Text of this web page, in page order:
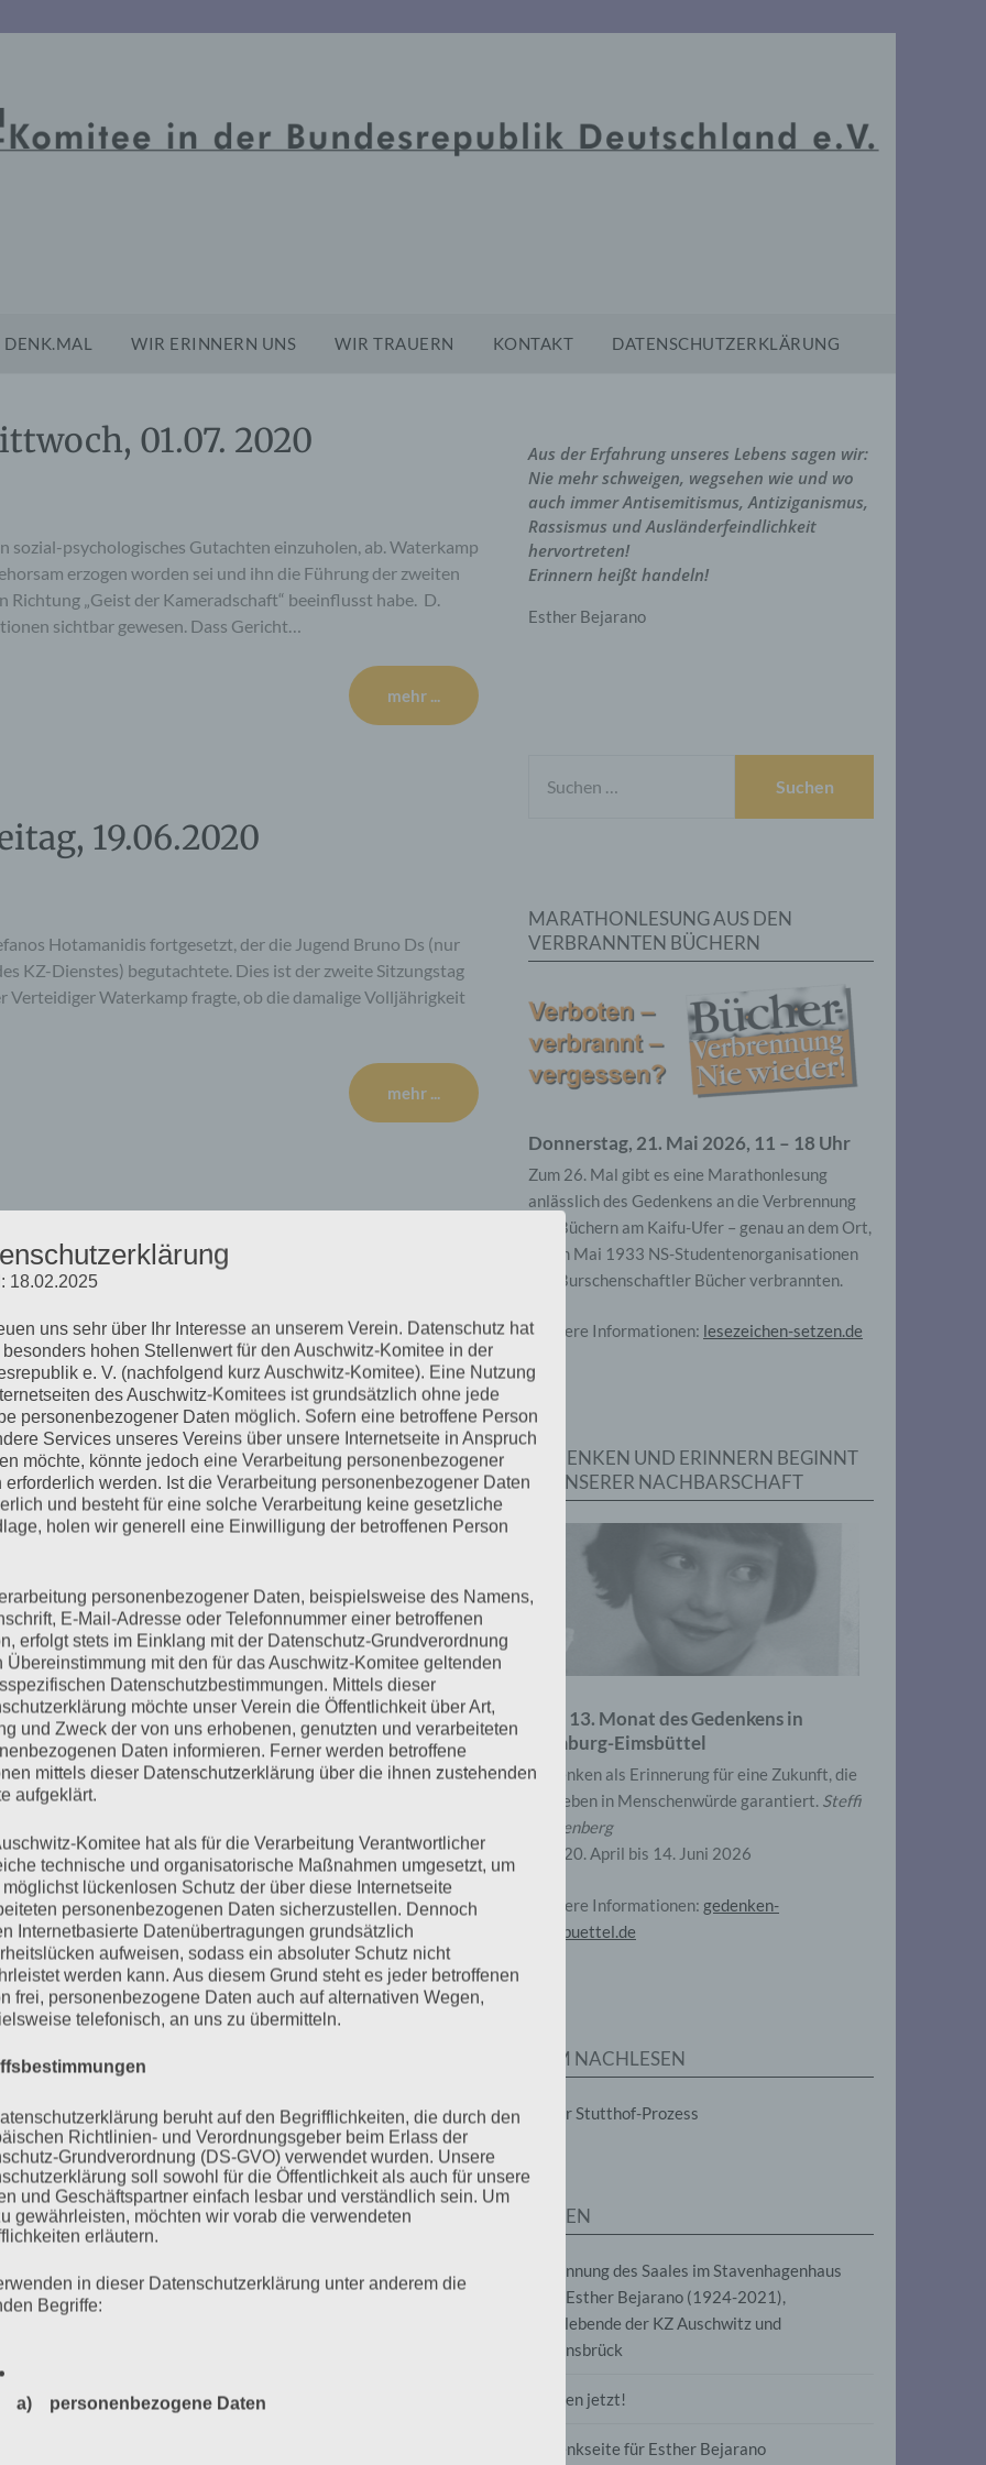
DENK.MAL WIR ERINNERN UNS WIR TRAUERN KONTAKT DATENSCHUTZERKLÄRUNG
01.07. 2020
sozial-psychologisches Gutachten einzuholen, ab. Waterkamp
erzogen worden sei und ihn die Führung der zweiten
„Geist der Kameradschaft“ beeinflusst habe. D.
sichtbar gewesen. Dass Gericht…
mehr ...
19.06.2020
Hotamanidis fortgesetzt, der die Jugend Bruno Ds (nur
KZ-Dienstes) begutachtete. Dies ist der zweite Sitzungstag
Verteidiger Waterkamp fragte, ob die damalige Volljährigkeit
mehr ...
09.06.2020
Bruno D. sei nach den Regeln von Befehl und Gehorsam
Auch kam D. in eine geschlossene Gruppe, wurde
keine Möglichkeit, andere Optionen zu erkennen.
Standpunkten…
mehr ...
05.06.2020
Dr. Stefan Hördler abgeschlossen. Die Befragung durch den
nicht immer klar, warum Waterkamp welche Frage stellte und
Waterkamp fragte nach den Möglichkeiten von
zu lassen. Kamen sie…
mehr ...
am 3.5.1945 Am heutigen 3. Juni wurde der Zeuge David
von Neustadt/ Holstein befragt. Diese Aussage nimmt
hin zu weisen. Am Morgen des 3. Mai 1945 wurden…
Aus der Erfahrung unseres Lebens sagen wir:
Nie mehr schweigen, wegsehen wie und wo
auch immer Antisemitismus, Antiziganismus,
Rassismus und Ausländerfeindlichkeit
hervortreten!
Erinnern heißt handeln!
Esther Bejarano
NACH:
MARATHONLESUNG AUS DEN
VERBRANNTEN BÜCHERN
Donnerstag, 21. Mai 2026, 11 – 18 Uhr
Zum 26. Mal gibt es eine Marathonlesung
anlässlich des Gedenkens an die Verbrennung
von Büchern am Kaifu-Ufer – genau an dem Ort,
wo im Mai 1933 NS-Studentenorganisationen
und Burschenschaftler Bücher verbrannten.
Weitere Informationen: lesezeichen-setzen.de
GEDENKEN UND ERINNERN BEGINNT
IN UNSERER NACHBARSCHAFT
Zum 13. Monat des Gedenkens in
Hamburg-Eimsbüttel
Gedenken als Erinnerung für eine Zukunft, die
ein Leben in Menschenwürde garantiert. Steffi
Wittenberg
Vom 20. April bis 14. Juni 2026
Weitere Informationen: gedenken-
eimsbuettel.de
ZUM NACHLESEN
Der Stutthof-Prozess
SEITEN
Benennung des Saales im Stavenhagenhaus
nach Esther Bejarano (1924-2021),
Überlebende der KZ Auschwitz und
Ravensbrück
Frieden jetzt!
Gedenkseite für Esther Bejarano
18.02.2025
uns sehr über Ihr Interesse an unserem Verein. Datenschutz hat
hohen Stellenwert für den Auschwitz-Komitee in der
e. V. (nachfolgend kurz Auschwitz-Komitee). Eine Nutzung
des Auschwitz-Komitees ist grundsätzlich ohne jede
personenbezogener Daten möglich. Sofern eine betroffene Person
Services unseres Vereins über unsere Internetseite in Anspruch
möchte, könnte jedoch eine Verarbeitung personenbezogener
erforderlich werden. Ist die Verarbeitung personenbezogener Daten
und besteht für eine solche Verarbeitung keine gesetzliche
holen wir generell eine Einwilligung der betroffenen Person
personenbezogener Daten, beispielsweise des Namens,
E-Mail-Adresse oder Telefonnummer einer betroffenen
erfolgt stets im Einklang mit der Datenschutz-Grundverordnung
Übereinstimmung mit den für das Auschwitz-Komitee geltenden
Datenschutzbestimmungen. Mittels dieser
möchte unser Verein die Öffentlichkeit über Art,
und Zweck der von uns erhobenen, genutzten und verarbeiteten
Daten informieren. Ferner werden betroffene
mittels dieser Datenschutzerklärung über die ihnen zustehenden
aufgeklärt.
Komitee hat als für die Verarbeitung Verantwortlicher
technische und organisatorische Maßnahmen umgesetzt, um
lückenlosen Schutz der über diese Internetseite
personenbezogenen Daten sicherzustellen. Dennoch
Internetbasierte Datenübertragungen grundsätzlich
aufweisen, sodass ein absoluter Schutz nicht
werden kann. Aus diesem Grund steht es jeder betroffenen
frei, personenbezogene Daten auch auf alternativen Wegen,
telefonisch, an uns zu übermitteln.
beruht auf den Begrifflichkeiten, die durch den
Richtlinien- und Verordnungsgeber beim Erlass der
Grundverordnung (DS-GVO) verwendet wurden. Unsere
soll sowohl für die Öffentlichkeit als auch für unsere
und Geschäftspartner einfach lesbar und verständlich sein. Um
gewährleisten, möchten wir vorab die verwendeten
erläutern.
in dieser Datenschutzerklärung unter anderem die
Begriffe:
a) personenbezogene Daten